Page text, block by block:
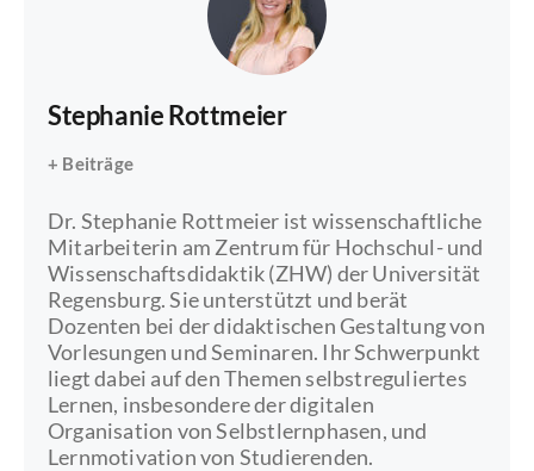
Stephanie Rottmeier
+ Beiträge
Dr. Stephanie Rottmeier ist wissenschaftliche
Mitarbeiterin am Zentrum für Hochschul- und
Wissenschaftsdidaktik (ZHW) der Universität
Regensburg. Sie unterstützt und berät
Dozenten bei der didaktischen Gestaltung von
Vorlesungen und Seminaren. Ihr Schwerpunkt
liegt dabei auf den Themen selbstreguliertes
Lernen, insbesondere der digitalen
Organisation von Selbstlernphasen, und
Lernmotivation von Studierenden.